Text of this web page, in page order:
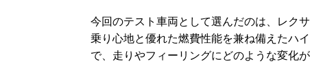
今回のテスト車両として選んだのは、レク
乗り心地と優れた燃費性能を兼ね備えたハ
で、走りやフィーリングにどのような変化